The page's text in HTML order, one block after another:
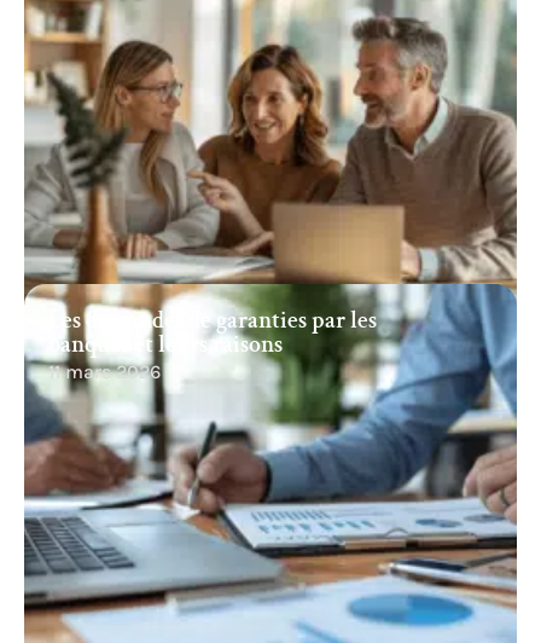
Les demandes de garanties par les
banques et leurs raisons
11 mars 2026